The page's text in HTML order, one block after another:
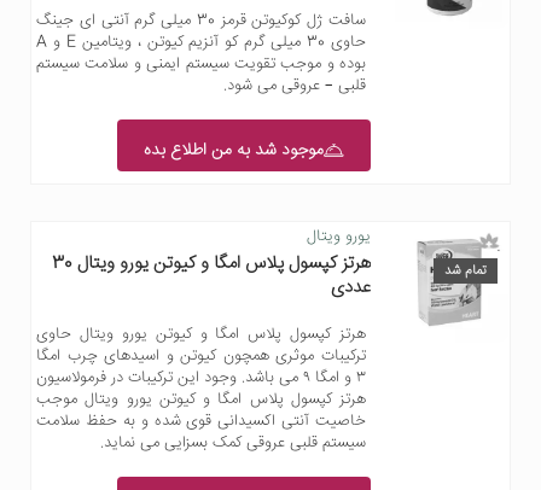
سافت ژل کوکیوتن قرمز 30 میلی گرم آنتی ای جینگ
حاوی 30 میلی گرم کو آنزیم کیوتن ، ویتامین E و A
بوده و موجب تقویت سیستم ایمنی و سلامت سیستم
قلبی – عروقی می شود.
موجود شد به من اطلاع بده
تمام شد
یورو ویتال
هرتز کپسول پلاس امگا و کیوتن یورو ویتال 30
عددی
هرتز کپسول پلاس امگا و کیوتن یورو ویتال حاوی
ترکیبات موثری همچون کیوتن و اسیدهای چرب امگا
۳ و امگا ۹ می باشد. وجود این ترکیبات در فرمولاسیون
هرتز کپسول پلاس امگا و کیوتن یورو ویتال موجب
خاصیت آنتی اکسیدانی قوی شده و به حفظ سلامت
سیستم قلبی عروقی کمک بسزایی می نماید.